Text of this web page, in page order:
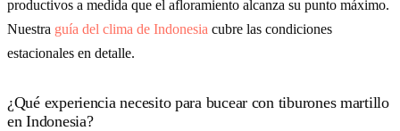
productivos a medida que el afloramiento alcanza su punto máximo.
Nuestra guía del clima de Indonesia cubre las condiciones
estacionales en detalle.
¿Qué experiencia necesito para bucear con tiburones martillo
en Indonesia?